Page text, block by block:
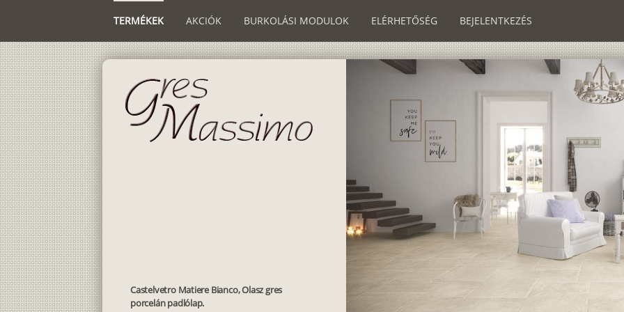
TERMÉKEK AKCIÓK BURKOLÁSI MODULOK ELÉRHETŐSÉG BEJELENTKEZÉS
Castelvetro Matiere Bianco, Olasz gres
porcelán padlólap.